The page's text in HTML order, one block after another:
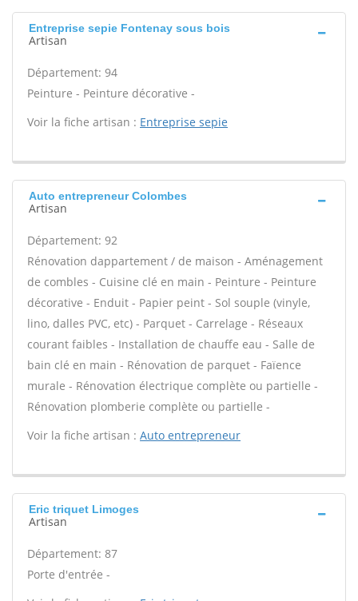
Entreprise sepie Fontenay sous bois
Artisan
Département: 94
Peinture - Peinture décorative -
Voir la fiche artisan : Entreprise sepie
Auto entrepreneur Colombes
Artisan
Département: 92
Rénovation dappartement / de maison - Aménagement
de combles - Cuisine clé en main - Peinture - Peinture
décorative - Enduit - Papier peint - Sol souple (vinyle,
lino, dalles PVC, etc) - Parquet - Carrelage - Réseaux
courant faibles - Installation de chauffe eau - Salle de
bain clé en main - Rénovation de parquet - Faïence
murale - Rénovation électrique complète ou partielle -
Rénovation plomberie complète ou partielle -
Voir la fiche artisan : Auto entrepreneur
Eric triquet Limoges
Artisan
Département: 87
Porte d'entrée -